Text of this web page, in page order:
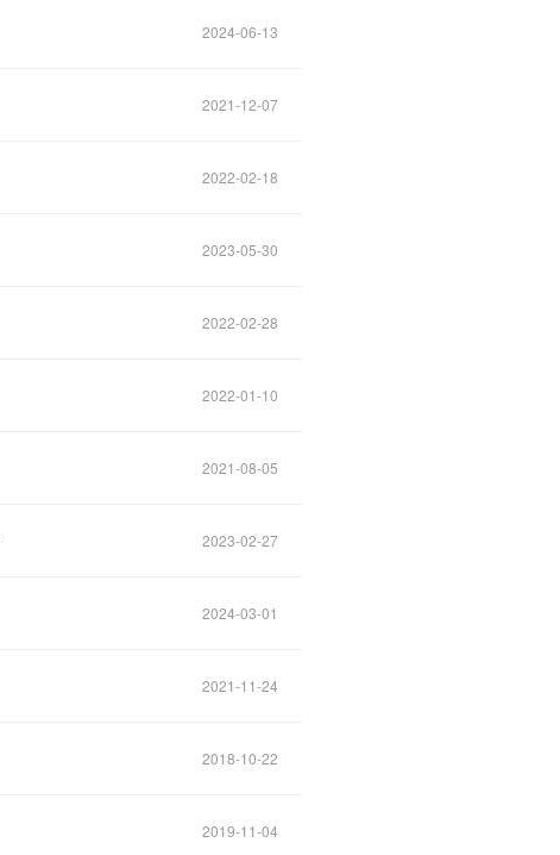
2024-06-13
2021-12-07
2022-02-18
2023-05-30
2022-02-28
2022-01-10
2021-08-05
2023-02-27
2024-03-01
2021-11-24
2018-10-22
2019-11-04